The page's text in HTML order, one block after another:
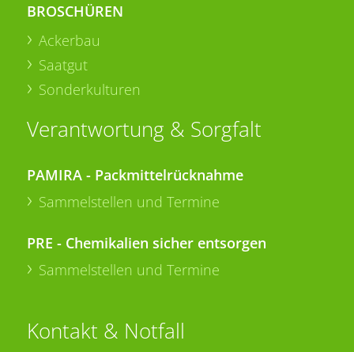
BROSCHÜREN
Ackerbau
Saatgut
Sonderkulturen
Verantwortung & Sorgfalt
PAMIRA - Packmittelrücknahme
Sammelstellen und Termine
PRE - Chemikalien sicher entsorgen
Sammelstellen und Termine
Kontakt & Notfall